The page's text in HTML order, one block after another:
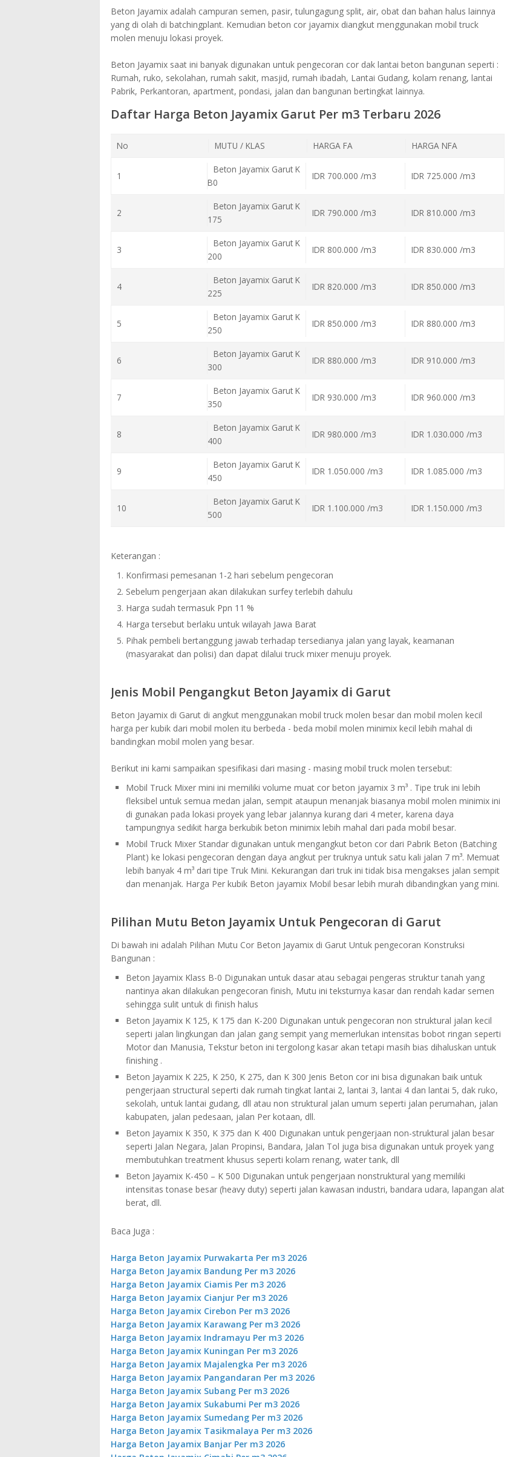
Beton Jayamix adalah campuran semen, pasir, tulungagung split, air, obat dan bahan halus lainnya
yang di olah di batchingplant. Kemudian beton cor jayamix diangkut menggunakan mobil truck
molen menuju lokasi proyek.
Beton Jayamix saat ini banyak digunakan untuk pengecoran cor dak lantai beton bangunan seperti :
Rumah, ruko, sekolahan, rumah sakit, masjid, rumah ibadah, Lantai Gudang, kolam renang, lantai
Pabrik, Perkantoran, apartment, pondasi, jalan dan bangunan bertingkat lainnya.
Daftar Harga Beton Jayamix Garut Per m3 Terbaru 2026
No MUTU / KLAS HARGA FA HARGA NFA
1
Beton Jayamix Garut K
B0
IDR 700.000 /m3 IDR 725.000 /m3
2
Beton Jayamix Garut K
175
IDR 790.000 /m3 IDR 810.000 /m3
3
Beton Jayamix Garut K
200
IDR 800.000 /m3 IDR 830.000 /m3
4
Beton Jayamix Garut K
225
IDR 820.000 /m3 IDR 850.000 /m3
5
Beton Jayamix Garut K
250
IDR 850.000 /m3 IDR 880.000 /m3
6
Beton Jayamix Garut K
300
IDR 880.000 /m3 IDR 910.000 /m3
7
Beton Jayamix Garut K
350
IDR 930.000 /m3 IDR 960.000 /m3
8
Beton Jayamix Garut K
400
IDR 980.000 /m3 IDR 1.030.000 /m3
9
Beton Jayamix Garut K
450
IDR 1.050.000 /m3 IDR 1.085.000 /m3
10
Beton Jayamix Garut K
500
IDR 1.100.000 /m3 IDR 1.150.000 /m3
Keterangan :
Konfirmasi pemesanan 1-2 hari sebelum pengecoran
Sebelum pengerjaan akan dilakukan surfey terlebih dahulu
Harga sudah termasuk Ppn 11 %
Harga tersebut berlaku untuk wilayah Jawa Barat
Pihak pembeli bertanggung jawab terhadap tersedianya jalan yang layak, keamanan
(masyarakat dan polisi) dan dapat dilalui truck mixer menuju proyek.
Jenis Mobil Pengangkut Beton Jayamix di Garut
Beton Jayamix di Garut di angkut menggunakan mobil truck molen besar dan mobil molen kecil
harga per kubik dari mobil molen itu berbeda - beda mobil molen minimix kecil lebih mahal di
bandingkan mobil molen yang besar.
Berikut ini kami sampaikan spesifikasi dari masing - masing mobil truck molen tersebut:
Mobil Truck Mixer mini ini memiliki volume muat cor beton jayamix 3 m³ . Tipe truk ini lebih
fleksibel untuk semua medan jalan, sempit ataupun menanjak biasanya mobil molen minimix ini
di gunakan pada lokasi proyek yang lebar jalannya kurang dari 4 meter, karena daya
tampungnya sedikit harga berkubik beton minimix lebih mahal dari pada mobil besar.
Mobil Truck Mixer Standar digunakan untuk mengangkut beton cor dari Pabrik Beton (Batching
Plant) ke lokasi pengecoran dengan daya angkut per truknya untuk satu kali jalan 7 m³. Memuat
lebih banyak 4 m³ dari tipe Truk Mini. Kekurangan dari truk ini tidak bisa mengakses jalan sempit
dan menanjak. Harga Per kubik Beton jayamix Mobil besar lebih murah dibandingkan yang mini.
Pilihan Mutu Beton Jayamix Untuk Pengecoran di Garut
Di bawah ini adalah Pilihan Mutu Cor Beton Jayamix di Garut Untuk pengecoran Konstruksi
Bangunan :
Beton Jayamix Klass B-0 Digunakan untuk dasar atau sebagai pengeras struktur tanah yang
nantinya akan dilakukan pengecoran finish, Mutu ini teksturnya kasar dan rendah kadar semen
sehingga sulit untuk di finish halus
Beton Jayamix K 125, K 175 dan K-200 Digunakan untuk pengecoran non struktural jalan kecil
seperti jalan lingkungan dan jalan gang sempit yang memerlukan intensitas bobot ringan seperti
Motor dan Manusia, Tekstur beton ini tergolong kasar akan tetapi masih bias dihaluskan untuk
finishing .
Beton Jayamix K 225, K 250, K 275, dan K 300 Jenis Beton cor ini bisa digunakan baik untuk
pengerjaan structural seperti dak rumah tingkat lantai 2, lantai 3, lantai 4 dan lantai 5, dak ruko,
sekolah, untuk lantai gudang, dll atau non struktural jalan umum seperti jalan perumahan, jalan
kabupaten, jalan pedesaan, jalan Per kotaan, dll.
Beton Jayamix K 350, K 375 dan K 400 Digunakan untuk pengerjaan non-struktural jalan besar
seperti Jalan Negara, Jalan Propinsi, Bandara, Jalan Tol juga bisa digunakan untuk proyek yang
membutuhkan treatment khusus seperti kolam renang, water tank, dll
Beton Jayamix K-450 – K 500 Digunakan untuk pengerjaan nonstruktural yang memiliki
intensitas tonase besar (heavy duty) seperti jalan kawasan industri, bandara udara, lapangan alat
berat, dll.
Baca Juga :
Harga Beton Jayamix Purwakarta Per m3 2026
Harga Beton Jayamix Bandung Per m3 2026
Harga Beton Jayamix Ciamis Per m3 2026
Harga Beton Jayamix Cianjur Per m3 2026
Harga Beton Jayamix Cirebon Per m3 2026
Harga Beton Jayamix Karawang Per m3 2026
Harga Beton Jayamix Indramayu Per m3 2026
Harga Beton Jayamix Kuningan Per m3 2026
Harga Beton Jayamix Majalengka Per m3 2026
Harga Beton Jayamix Pangandaran Per m3 2026
Harga Beton Jayamix Subang Per m3 2026
Harga Beton Jayamix Sukabumi Per m3 2026
Harga Beton Jayamix Sumedang Per m3 2026
Harga Beton Jayamix Tasikmalaya Per m3 2026
Harga Beton Jayamix Banjar Per m3 2026